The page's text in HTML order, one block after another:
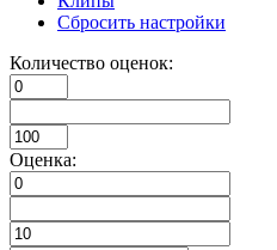
Сбросить настройки
Количество оценок:
Оценка: